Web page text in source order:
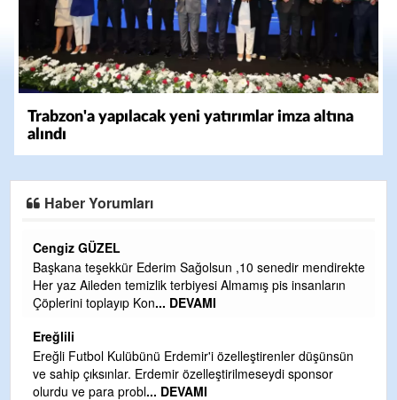
Trabzon'a yapılacak yeni yatırımlar imza altına
alındı
Haber Yorumları
CEVDET YILMAZ
GULDERE DERE ÇALIŞMALARI, SEKIZ YIL ÖNCE
TARAFINDAN BAŞLATILDI, ETRASFINDA YERLEŞİM
OLMAYAN KISIMLARA DUVARLAR YAPILDI."BURADAK
Şaban yavuz
Mekanı cennet olsun kederli ailesine Rabbim Sabri Celil
ihsan eylesin